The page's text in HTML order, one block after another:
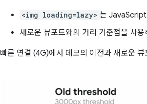
<img loading=lazy> 는 JavaScript
새로운 뷰포트와의 거리 기준점을 사
빠른 연결 (4G)에서 데모의 이전과 새로운